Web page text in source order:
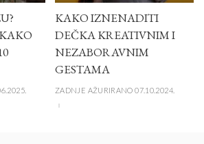
KAKO IZNENADITI
DEČKA KREATIVNIM I
NEZABORAVNIM
GESTAMA
ZADNJE AŽURIRANO 07.10.2024.